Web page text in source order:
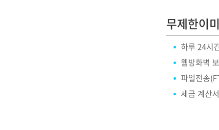
무제한이
하루 24시
웹방화벽
파일전송
세금 계산